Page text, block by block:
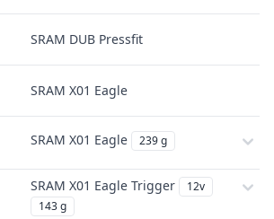
SRAM DUB Pressfit
SRAM X01 Eagle
SRAM X01 Eagle 239 g
SRAM X01 Eagle Trigger
12v
143 g